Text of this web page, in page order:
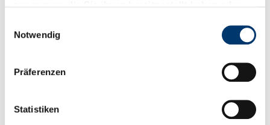
gesammelt haben.
Notwendig
Präferenzen
Statistiken